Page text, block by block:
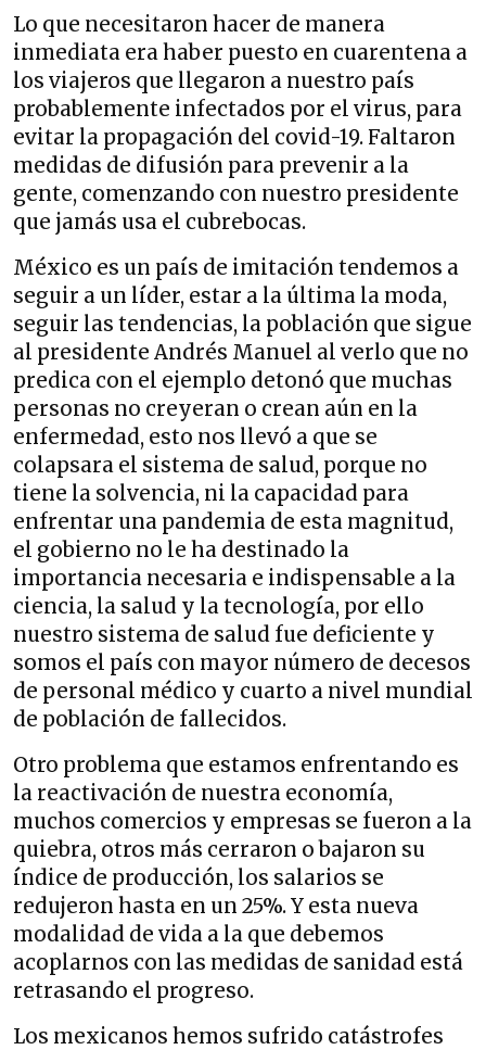
Lo que necesitaron hacer de manera
inmediata era haber puesto en cuarentena a
los viajeros que llegaron a nuestro país
probablemente infectados por el virus, para
evitar la propagación del covid-19. Faltaron
medidas de difusión para prevenir a la
gente, comenzando con nuestro presidente
que jamás usa el cubrebocas.
México es un país de imitación tendemos a
seguir a un líder, estar a la última la moda,
seguir las tendencias, la población que sigue
al presidente Andrés Manuel al verlo que no
predica con el ejemplo detonó que muchas
personas no creyeran o crean aún en la
enfermedad, esto nos llevó a que se
colapsara el sistema de salud, porque no
tiene la solvencia, ni la capacidad para
enfrentar una pandemia de esta magnitud,
el gobierno no le ha destinado la
importancia necesaria e indispensable a la
ciencia, la salud y la tecnología, por ello
nuestro sistema de salud fue deficiente y
somos el país con mayor número de decesos
de personal médico y cuarto a nivel mundial
de población de fallecidos.
Otro problema que estamos enfrentando es
la reactivación de nuestra economía,
muchos comercios y empresas se fueron a la
quiebra, otros más cerraron o bajaron su
índice de producción, los salarios se
redujeron hasta en un 25%. Y esta nueva
modalidad de vida a la que debemos
acoplarnos con las medidas de sanidad está
retrasando el progreso.
Los mexicanos hemos sufrido catástrofes